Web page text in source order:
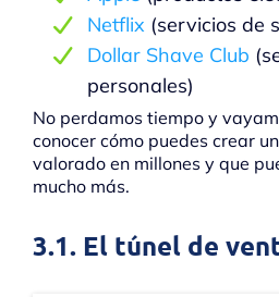
Netflix (servicios de
Dollar Shave Club
personales)
No perdamos tiempo y
conocer cómo puedes crear
valorado en millones y que
mucho más.
3.1. El túnel de